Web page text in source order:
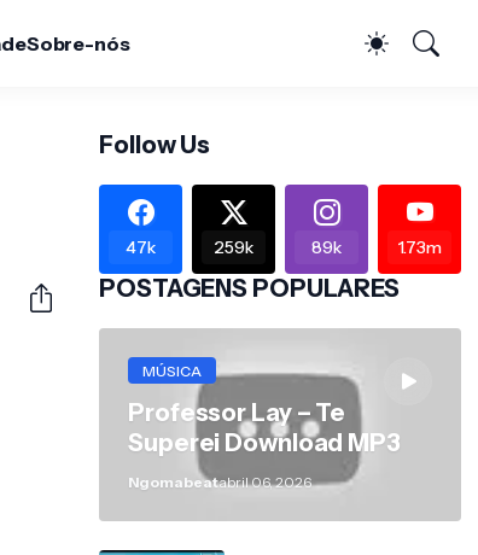
Sobre-nós
Follow Us
47k 259k 89k 1.73m
POSTAGENS POPULARES
MÚSICA
Professor Lay – Te
Superei Download MP3
Ngomabeatabril 06, 2026